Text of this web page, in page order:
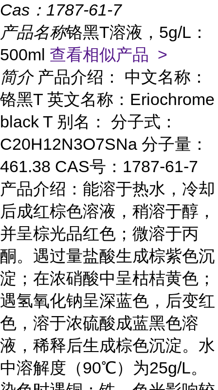
Cas： 1787-61-7
产品名称铬黑T溶液，5g/L：
500ml 查看相似产品 >
简介 产品介绍： 中文名称：
铬黑T 英文名称：Eriochrome
black T 别名： 分子式：
C20H12N3O7SNa 分子量：
461.38 CAS号：1787-61-7
产品介绍：能溶于热水，冷却
后成红棕色溶液，稍溶于醇，
并呈棕光品红色；微溶于丙
酮。遇过量盐酸生成棕紫色沉
淀；在浓硝酸中呈枯桔黄色；
遇氢氧化钠呈深蓝色，后变红
色，溶于浓硫酸成蓝黑色溶
液，稀释后生成棕色沉淀。水
中溶解度（90℃）为25g/L。